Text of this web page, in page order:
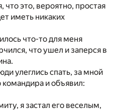
что это, вероятно, простая
иметь никаких
что-то для меня
что ушел и заперся в
улеглись спать, за мной
и объявил:
я застал его веселым,